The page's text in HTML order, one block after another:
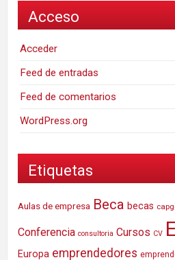
Acceso
Acceder
Feed de entradas
Feed de comentarios
WordPress.org
Etiquetas
Aulas de empresa Beca becas
Conferencia consultoria Cursos CV
Europa emprendedores